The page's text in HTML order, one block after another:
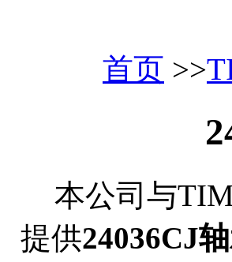
首页 >>
本公司与
提供24036CJ